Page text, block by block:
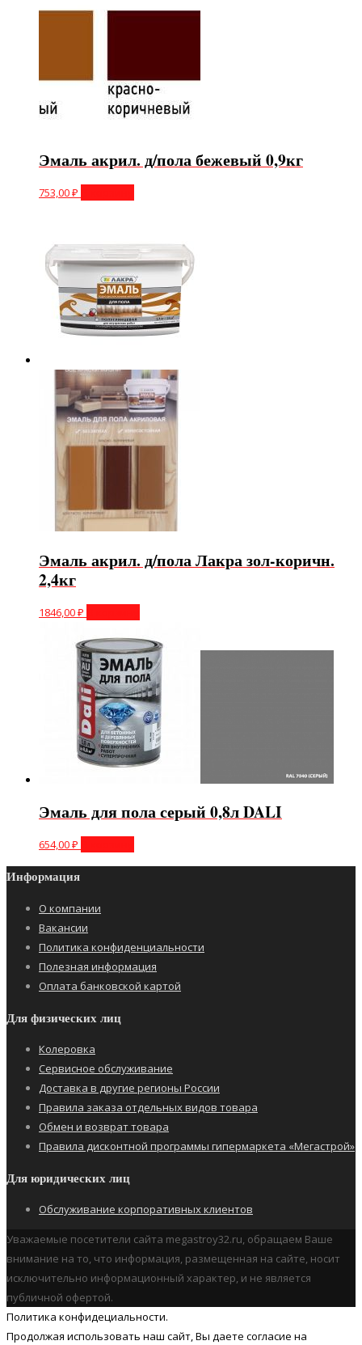
Эмаль акрил. д/пола бежевый 0,9кг
753,00₽
Эмаль акрил. д/пола Лакра зол-коричн.
2,4кг
1846,00₽
Эмаль для пола серый 0,8л DALI
654,00₽
Информация
О компании
Вакансии
Политика конфиденциальности
Полезная информация
Оплата банковской картой
Для физических лиц
Колеровка
Сервисное обслуживание
Доставка в другие регионы России
Правила заказа отдельных видов товара
Обмен и возврат товара
Правила дисконтной программы гипермаркета «Мегастрой»
Для юридических лиц
Обслуживание корпоративных клиентов
Уважаемые посетители сайта megastroy32.ru, обращаем Ваше
внимание на то, что информация, размещенная на сайте, носит
исключительно информационный характер, и не является
публичной офертой.
Политика конфидециальности.
Продолжая использовать наш cайт, Вы даете согласие на